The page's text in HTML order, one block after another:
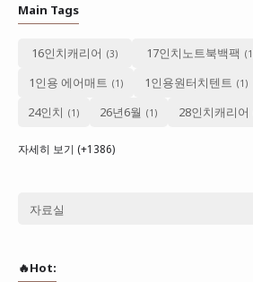
Main Tags
16인치캐리어 17인치노트북백팩
1인용 에어매트
1인용원터치텐트
24인치
26년6월 28인치캐리어
자세히 보기 (+1386)
🔥Hot: